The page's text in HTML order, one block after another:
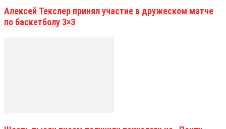
Алексей Текслер принял участие в дружеском матче
по баскетболу 3×3